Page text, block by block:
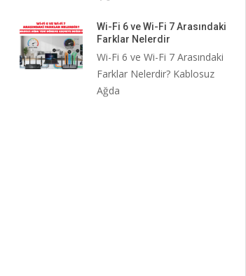
Wi-Fi 6 ve Wi-Fi 7 Arasındaki
Farklar Nelerdir
Wi-Fi 6 ve Wi-Fi 7 Arasındaki
Farklar Nelerdir? Kablosuz
Ağda